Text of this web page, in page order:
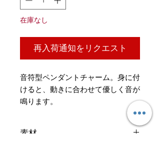
在庫なし
再入荷通知をリクエスト
音符型ペンダントチャーム。身に付
けると、動きに合わせて優しく音が
鳴ります。
素材